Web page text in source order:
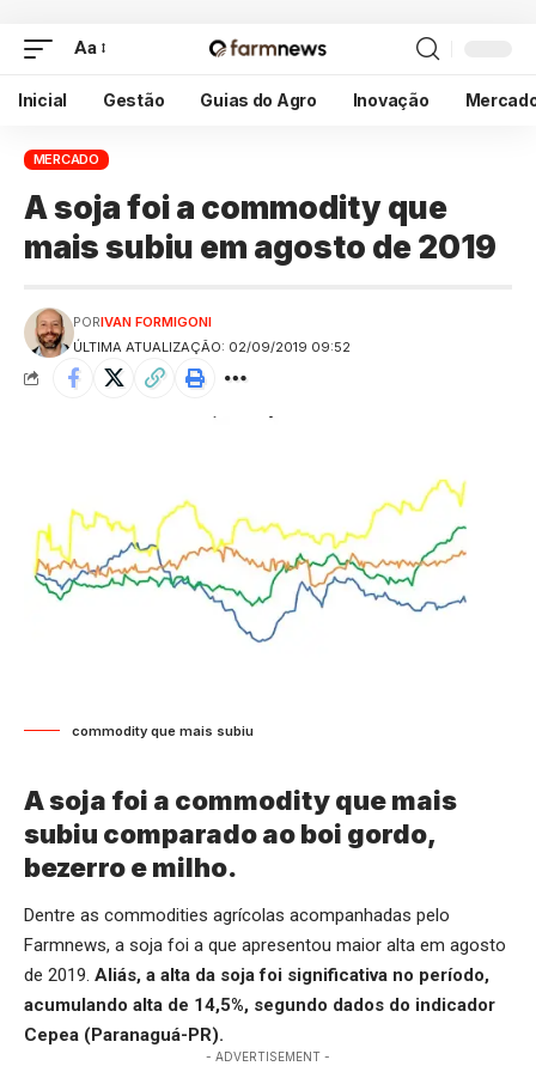
Aa
Inicial Gestão Guias do Agro Inovação
MERCADO
A soja foi a commodity que
mais subiu em agosto de 2019
ÚLTIMA ATUALIZAÇÃO: 02/09/2019 09:52
PORIVAN FORMIGONI
commodity que mais subiu
A soja foi a commodity que mais
subiu comparado ao boi gordo,
bezerro e milho.
Dentre as commodities agrícolas acompanhadas pelo
Farmnews, a soja foi a que apresentou maior alta em agosto
de 2019. Aliás, a alta da soja foi significativa no período,
acumulando alta de 14,5%, segundo dados do indicador
Cepea (Paranaguá-PR).
- ADVERTISEMENT -